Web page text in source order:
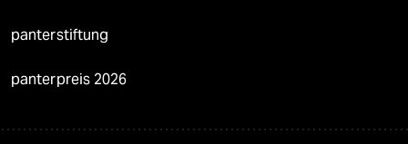
panterstiftung
panterpreis 2026